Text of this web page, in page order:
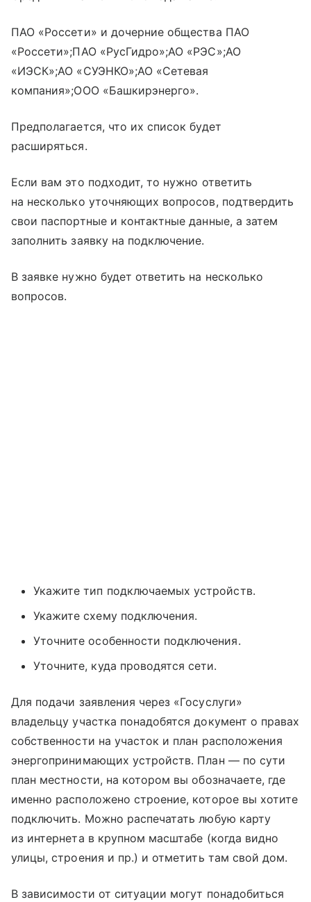
ПАО «Россети» и дочерние общества ПАО
«Россети»;ПАО «РусГидро»;АО «РЭС»;АО
«ИЭСК»;АО «СУЭНКО»;АО «Сетевая
компания»;ООО «Башкирэнерго».
Предполагается, что их список будет
расширяться.
Если вам это подходит, то нужно ответить
на несколько уточняющих вопросов, подтвердить
свои паспортные и контактные данные, а затем
заполнить заявку на подключение.
В заявке нужно будет ответить на несколько
вопросов.
Укажите тип подключаемых устройств.
Укажите схему подключения.
Уточните особенности подключения.
Уточните, куда проводятся сети.
Для подачи заявления через «Госуслуги»
владельцу участка понадобятся документ о правах
собственности на участок и план расположения
энергопринимающих устройств. План — по сути
план местности, на котором вы обозначаете, где
именно расположено строение, которое вы хотите
подключить. Можно распечатать любую карту
из интернета в крупном масштабе (когда видно
улицы, строения и пр.) и отметить там свой дом.
В зависимости от ситуации могут понадобиться